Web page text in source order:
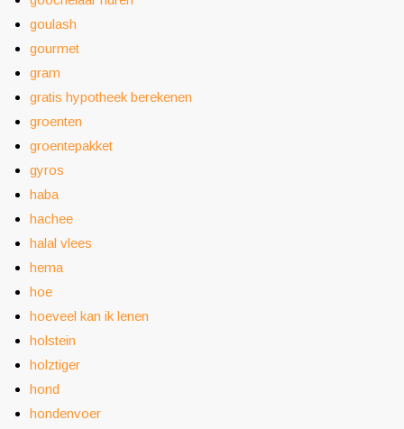
goulash
gourmet
gram
gratis hypotheek berekenen
groenten
groentepakket
gyros
haba
hachee
halal vlees
hema
hoe
hoeveel kan ik lenen
holstein
holztiger
hond
hondenvoer